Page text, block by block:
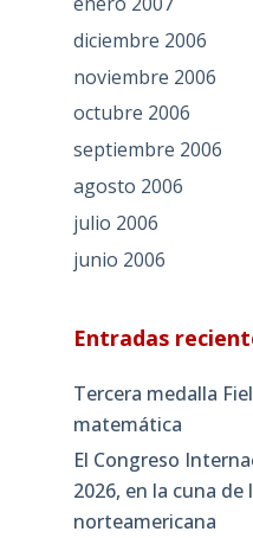
diciembre 2006
noviembre 2006
octubre 2006
septiembre 2006
agosto 2006
julio 2006
junio 2006
Entradas
Tercera medalla
matemática
El Congreso
2026, en la cuna de
norteamericana